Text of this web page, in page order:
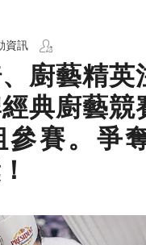
資訊
廚藝精英
典廚藝競
參賽。爭